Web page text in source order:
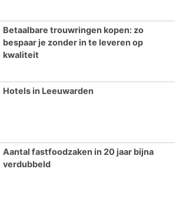
Betaalbare trouwringen kopen: zo
bespaar je zonder in te leveren op
kwaliteit
Hotels in Leeuwarden
Aantal fastfoodzaken in 20 jaar bijna
verdubbeld